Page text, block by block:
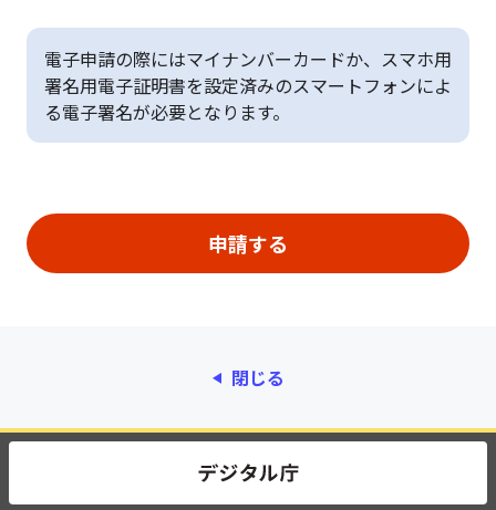
電子申請の際にはマイナンバーカードか、スマホ用
署名用電子証明書を設定済みのスマートフォンによ
る電子署名が必要となります。
閉じる